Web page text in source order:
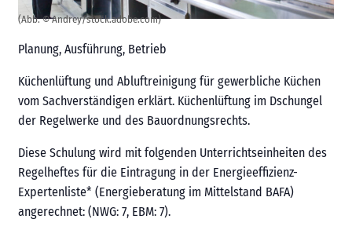
(Abb. © Andrey/stock.adobe.com)
Planung, Ausführung, Betrieb
Küchenlüftung und Abluftreinigung für gewerbliche Küchen
vom Sachverständigen erklärt. Küchenlüftung im Dschungel
der Regelwerke und des Bauordnungsrechts.
Diese Schulung wird mit folgenden Unterrichtseinheiten des
Regelheftes für die Eintragung in der Energieeffizienz-
Expertenliste* (Energieberatung im Mittelstand BAFA)
angerechnet: (NWG: 7, EBM: 7).